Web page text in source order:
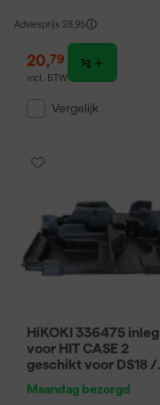
Adviesprijs 28,95
20,79
incl. BTW
Vergelijk
HiKOKI 336475 inleg
voor HIT CASE 2
geschikt voor DS18 /
WR18 (C218185 /
Maandag bezorgd